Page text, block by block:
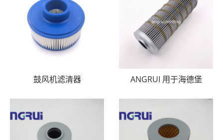
鼓风机滤清器 ANGRUI 用于海德堡